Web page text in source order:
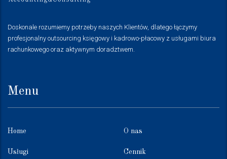
Doskonale rozumiemy potrzeby naszych Klientów, dlatego łączymy
profesjonalny outsourcing księgowy i kadrowo-płacowy z usługami biura
rachunkowego oraz aktywnym doradztwem.
Menu
Home O nas
Usługi Cennik